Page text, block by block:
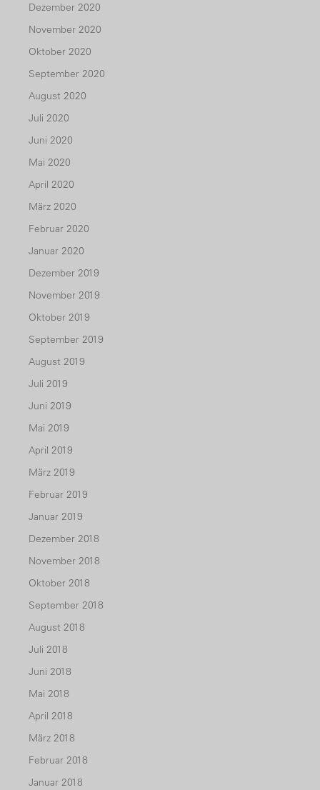
Dezember 2020
November 2020
Oktober 2020
September 2020
August 2020
Juli 2020
Juni 2020
Mai 2020
April 2020
März 2020
Februar 2020
Januar 2020
Dezember 2019
November 2019
Oktober 2019
September 2019
August 2019
Juli 2019
Juni 2019
Mai 2019
April 2019
März 2019
Februar 2019
Januar 2019
Dezember 2018
November 2018
Oktober 2018
September 2018
August 2018
Juli 2018
Juni 2018
Mai 2018
April 2018
März 2018
Februar 2018
Januar 2018